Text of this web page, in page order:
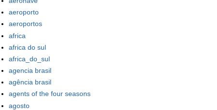
aeroporto
aeroportos
africa
africa do sul
africa_do_sul
agencia brasil
agência brasil
agents of the four seasons
agosto